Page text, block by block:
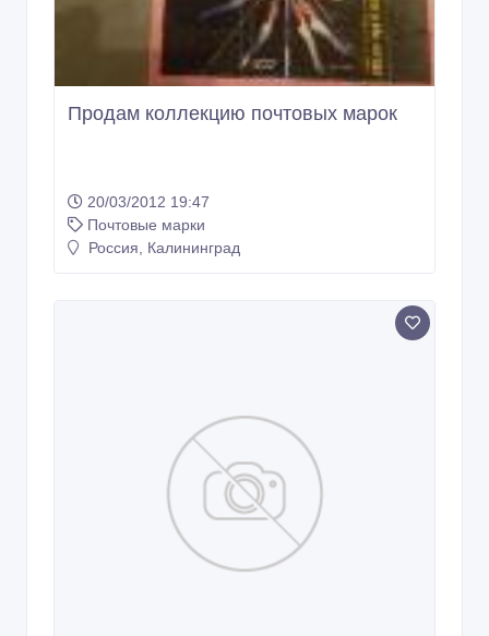
Продам коллекцию почтовых марок
20/03/2012 19:47
Почтовые марки
Россия, Калининград